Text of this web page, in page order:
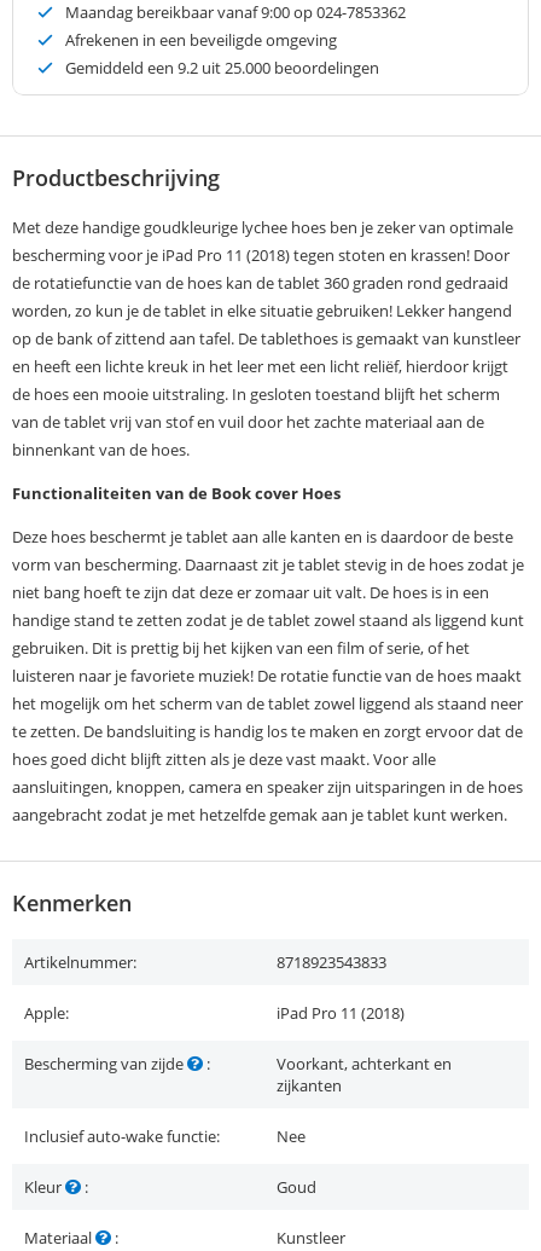
Maandag bereikbaar vanaf 9:00 op 024-7853362
Afrekenen in een beveiligde omgeving
Gemiddeld een 9.2 uit 25.000 beoordelingen
Productbeschrijving
Met deze handige goudkleurige lychee hoes ben je zeker van optimale
bescherming voor je iPad Pro 11 (2018) tegen stoten en krassen! Door
de rotatiefunctie van de hoes kan de tablet 360 graden rond gedraaid
worden, zo kun je de tablet in elke situatie gebruiken! Lekker hangend
op de bank of zittend aan tafel. De tablethoes is gemaakt van kunstleer
en heeft een lichte kreuk in het leer met een licht reliëf, hierdoor krijgt
de hoes een mooie uitstraling. In gesloten toestand blijft het scherm
van de tablet vrij van stof en vuil door het zachte materiaal aan de
binnenkant van de hoes.
Functionaliteiten van de Book cover Hoes
Deze hoes beschermt je tablet aan alle kanten en is daardoor de beste
vorm van bescherming. Daarnaast zit je tablet stevig in de hoes zodat je
niet bang hoeft te zijn dat deze er zomaar uit valt. De hoes is in een
handige stand te zetten zodat je de tablet zowel staand als liggend kunt
gebruiken. Dit is prettig bij het kijken van een film of serie, of het
luisteren naar je favoriete muziek! De rotatie functie van de hoes maakt
het mogelijk om het scherm van de tablet zowel liggend als staand neer
te zetten. De bandsluiting is handig los te maken en zorgt ervoor dat de
hoes goed dicht blijft zitten als je deze vast maakt. Voor alle
aansluitingen, knoppen, camera en speaker zijn uitsparingen in de hoes
aangebracht zodat je met hetzelfde gemak aan je tablet kunt werken.
Kenmerken
Artikelnummer: 8718923543833
Apple: iPad Pro 11 (2018)
Bescherming van zijde :
Voorkant, achterkant en
zijkanten
Inclusief auto-wake functie: Nee
Kleur : Goud
Materiaal : Kunstleer